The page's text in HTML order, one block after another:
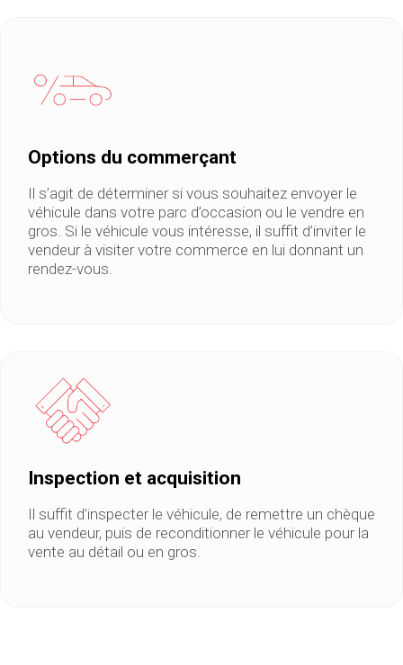
Options du commerçant
Il s’agit de déterminer si vous souhaitez envoyer le
véhicule dans votre parc d’occasion ou le vendre en
gros. Si le véhicule vous intéresse, il suffit d’inviter le
vendeur à visiter votre commerce en lui donnant un
rendez-vous.
Inspection et acquisition
Il suffit d’inspecter le véhicule, de remettre un chèque
au vendeur, puis de reconditionner le véhicule pour la
vente au détail ou en gros.